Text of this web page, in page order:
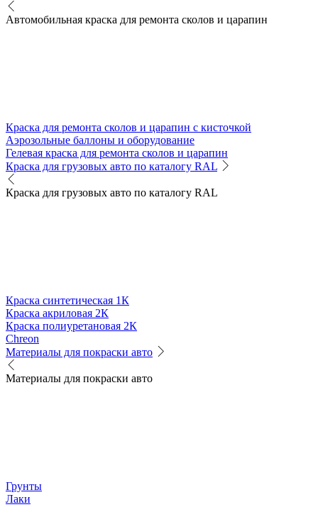
Автомобильная краска для ремонта сколов и царапин
Краска для ремонта сколов и царапин с кисточкой
Аэрозольные баллоны и оборудование
Гелевая краска для ремонта сколов и царапин
Краска для грузовых авто по каталогу RAL
Краска для грузовых авто по каталогу RAL
Краска синтетическая 1К
Краска акриловая 2К
Краска полиуретановая 2К
Chreon
Материалы для покраски авто
Материалы для покраски авто
Грунты
Лаки